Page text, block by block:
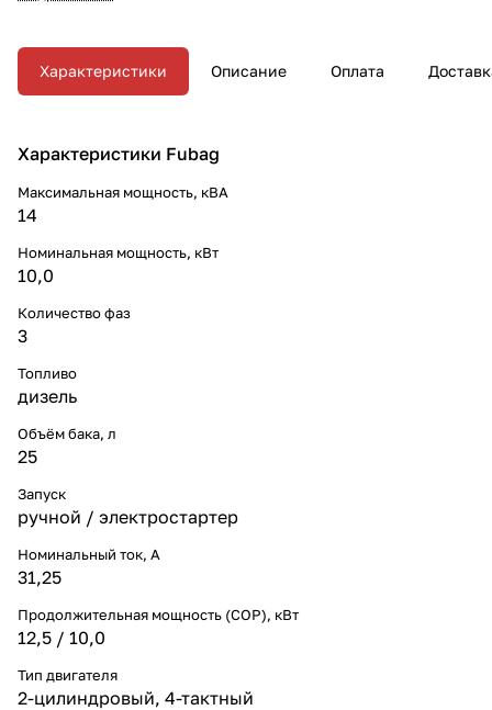
Характеристики Описание Оплата
Характеристики Fubag
Максимальная мощность, кВА
14
Номинальная мощность, кВт
10,0
Количество фаз
3
Топливо
дизель
Объём бака, л
25
Запуск
ручной / электростартер
Номинальный ток, A
31,25
Продолжительная мощность (COP), кВт
12,5 / 10,0
Тип двигателя
2-цилиндровый, 4-тактный